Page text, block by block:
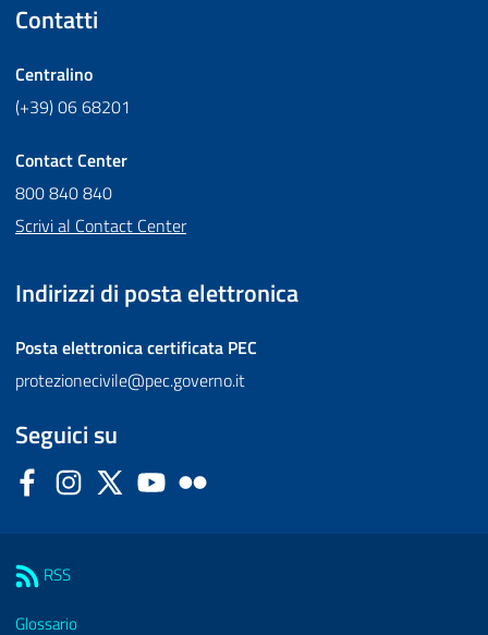
Contatti
Centralino
(+39) 06 68201
Contact Center
800 840 840
Scrivi al Contact Center
Indirizzi di posta elettronica
Posta elettronica certificata PEC
protezionecivile@pec.governo.it
Seguici su
FacebookInstagram
Twitter YouTube
RSS
Glossario